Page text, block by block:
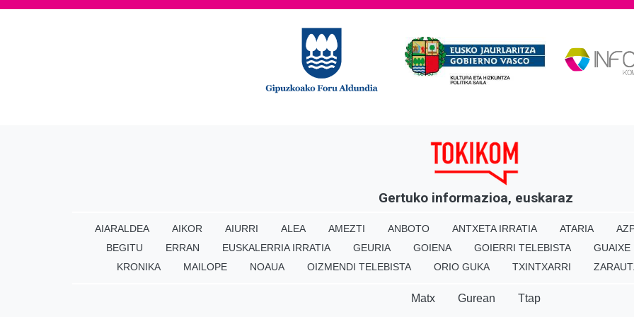
Gertuko informazioa, euskaraz
AIARALDEA AIKOR AIURRI ALEA AMEZTI ANBOTO ANTXETA IRRATIA ATARIA
BEGITU
ERRAN EUSKALERRIA IRRATIA GEURIA GOIENA GOIERRI TELEBISTA
GUAIXE
KRONIKA
MAILOPE NOAUA OIZMENDI TELEBISTA ORIO GUKA TXINTXARRI
Matx Gurean Ttap